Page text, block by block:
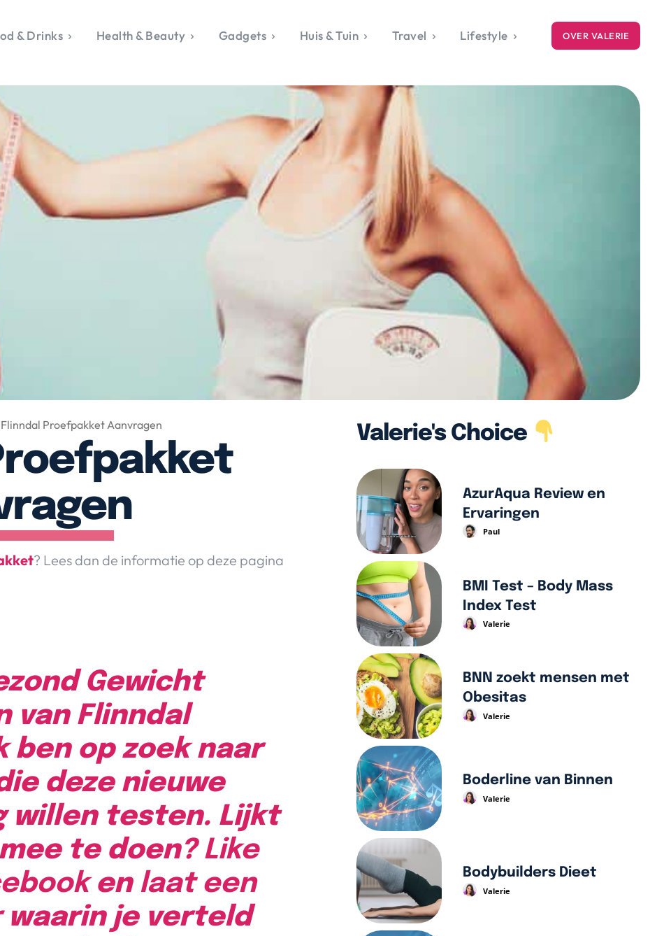
& Culture
Food & Drinks
Happyness & Opmerkelijk
Sport &
Duurzaamheid
Gadgets & Tech
5 van Valerie
Health & BeautyGadgets
Huis & TuinTravel
& Drinks Health & Beauty Gadgets Huis & Tuin Travel Lifestyle OVER VALERIE
Flinndal Proefpakket Aanvragen
? Lees dan de informatie op deze pagina
Gewicht
van Flinndal
ben op zoek naar
deze nieuwe
willen testen. Lijkt
te doen?Like
en laat een
waarin je verteld
Valerie's Choice
AzurAqua Review en
Ervaringen
Paul
BMI Test – Body Mass
Index Test
Valerie
BNN zoekt mensen met
Obesitas
Valerie
Boderline van Binnen
Valerie
Bodybuilders Dieet
Valerie